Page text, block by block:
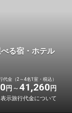
る宿・ホテル
代金（2～4名1室・税込）
円 41,260 円
表示旅行代金について